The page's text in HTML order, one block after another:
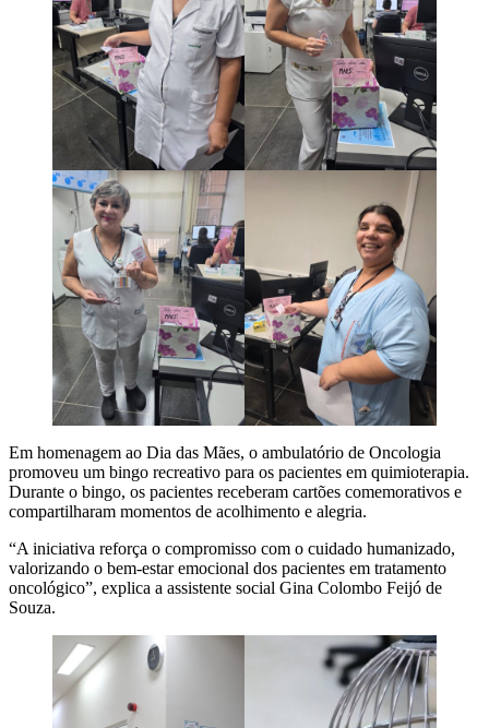
Em homenagem ao Dia das Mães, o ambulatório de Oncologia
promoveu um bingo recreativo para os pacientes em quimioterapia.
Durante o bingo, os pacientes receberam cartões comemorativos e
compartilharam momentos de acolhimento e alegria.
“A iniciativa reforça o compromisso com o cuidado humanizado,
valorizando o bem-estar emocional dos pacientes em tratamento
oncológico”, explica a assistente social Gina Colombo Feijó de
Souza.